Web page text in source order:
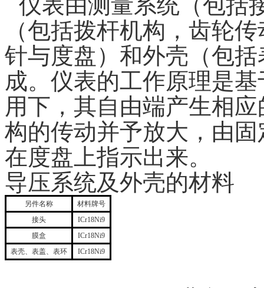
（包括拨杆机构，齿轮
针与度盘）和外壳（包
成。仪表的工作原理是
用下，其自由端产生相
构的传动并予放大，由
在度盘上指示出来。
导压系统及外壳的材料
另件名称
材料牌号
接头
ICr18Ni9
膜盒
ICr18Ni9
表壳、表盖、表环
ICr18Ni9